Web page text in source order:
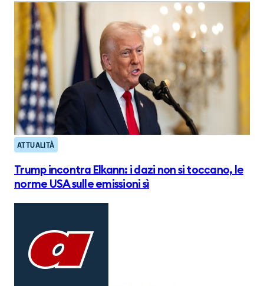
ATTUALITÀ
Trump incontra Elkann: i dazi non si toccano, le
norme USA sulle emissioni sì